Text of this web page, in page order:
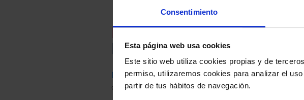
Consentimiento
Esta página web usa cookies
Este sitio web utiliza cookies propias y de
permiso, utilizaremos cookies para analizar el
partir de tus hábitos de navegación.
Recomendado.
Le hacemos un
Descárguese el archivoe indíquenos los ISINs
de sus alternativas de Clases Limpias con las